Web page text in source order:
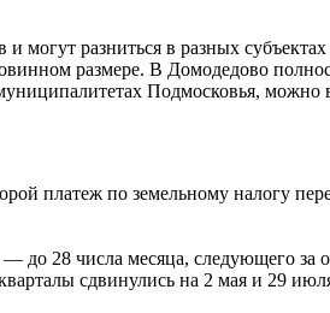
могут разниться в разных
размере. В Домодедово
Подмосковья, можно
платеж по земельному налогу
до 28 числа месяца, следующего
сдвинулись на 2 мая и 29